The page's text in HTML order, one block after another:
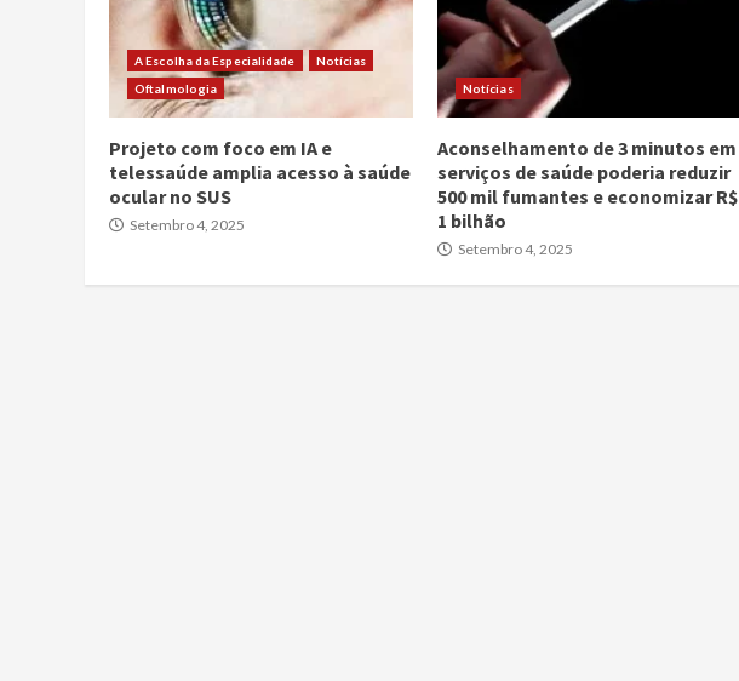
A Escolha da Especialidade
Notícias
Oftalmologia
Projeto com foco em IA e
telessaúde amplia acesso à saúde
ocular no SUS
Setembro 4, 2025
Notícias
Aconselhamento de 3 minutos em
serviços de saúde poderia reduzir
500 mil fumantes e economizar R$
1 bilhão
Setembro 4, 2025